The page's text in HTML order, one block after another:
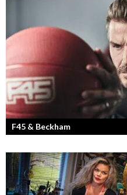
F45 & Beckham
F45 Training med partners som
David Beckham i spetsen har
träningsstudios...